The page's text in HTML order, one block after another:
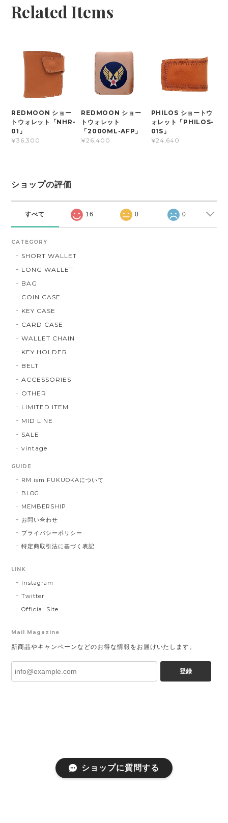
Related Items
REDMOON ショー
トウォレット「NHR-
01」
¥36,300
REDMOON ショー
トウォレット
「2000ML-AFP」
¥26,400
PHILOS ショートウ
ォレット「PHILOS-
01S」
¥24,640
ショップの評価
すべて 16 0 0
CATEGORY
SHORT WALLET
LONG WALLET
BAG
COIN CASE
KEY CASE
CARD CASE
WALLET CHAIN
KEY HOLDER
BELT
ACCESSORIES
OTHER
LIMITED ITEM
MID LINE
SALE
vintage
GUIDE
RM ism FUKUOKAについて
BLOG
MEMBERSHIP
お問い合わせ
プライバシーポリシー
特定商取引法に基づく表記
LINK
Instagram
Twitter
Official Site
Mail Magazine
新商品やキャンペーンなどのお得な情報をお届けいたします。
登録
ショップに質問する